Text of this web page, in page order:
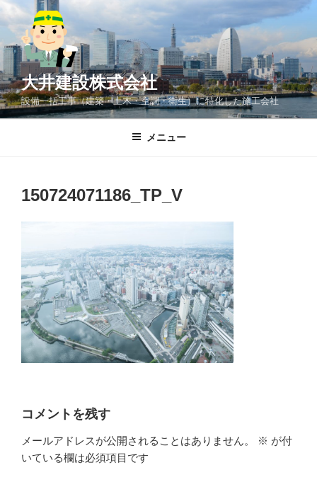
コ
テ
ツ
へ
ス
大井建設株式会社
設備一括工事（建築・土木・空調・衛生）に特化した施工会社
メニュー
150724071186_TP_V
コメントを残す
メールアドレスが公開されることはありません。 ※ が付
いている欄は必須項目です